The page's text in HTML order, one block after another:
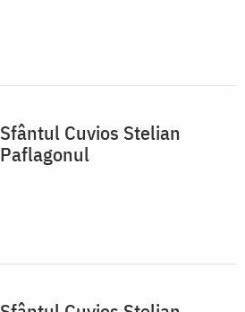
Sfântul Cuvios Stelian
Paflagonul